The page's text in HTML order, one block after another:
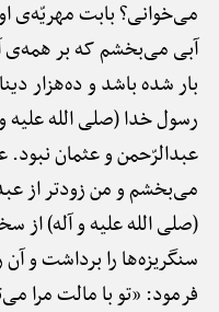
می‌خوانی؟ بابت مهریّه‌ی
آبی می‌بخشم که بر همه‌ی
بار شده باشد و ده‌هزار
رسول خدا (صلی الله علیه و
عبدالرّحمن و عثمان
می‌بخشم و من زودتر از
(صلی الله علیه و آله)
سنگریزه‌ها را برداشت و
فرمود: «تو با مالت مرا